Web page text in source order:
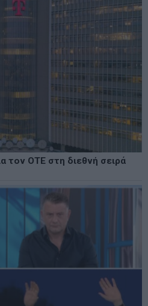
τον ΟΤΕ στη διεθνή σειρά